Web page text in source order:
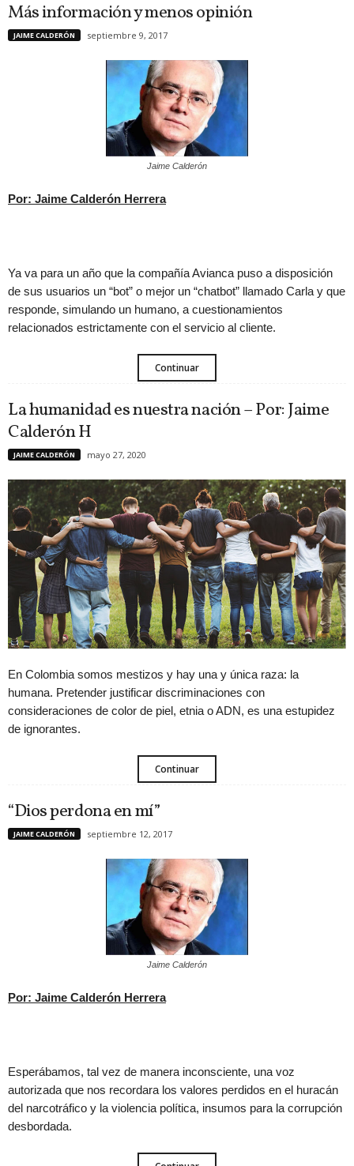
Más información y menos opinión
JAIME CALDERÓN septiembre 9, 2017
Jaime Calderón
Por: Jaime Calderón Herrera
Ya va para un año que la compañía Avianca puso a disposición
de sus usuarios un “bot” o mejor un “chatbot” llamado Carla y que
responde, simulando un humano, a cuestionamientos
relacionados estrictamente con el servicio al cliente.
Continuar
La humanidad es nuestra nación – Por: Jaime
Calderón H
JAIME CALDERÓN mayo 27, 2020
En Colombia somos mestizos y hay una y única raza: la
humana. Pretender justificar discriminaciones con
consideraciones de color de piel, etnia o ADN, es una estupidez
de ignorantes.
Continuar
“Dios perdona en mí”
JAIME CALDERÓN septiembre 12, 2017
Jaime Calderón
Por: Jaime Calderón Herrera
Esperábamos, tal vez de manera inconsciente, una voz
autorizada que nos recordara los valores perdidos en el huracán
del narcotráfico y la violencia política, insumos para la corrupción
desbordada.